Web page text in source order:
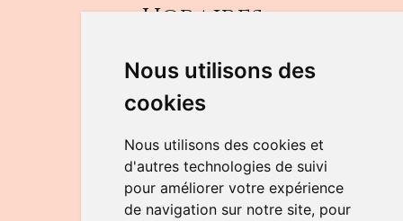
Nous utilisons des
cookies
Nous utilisons des cookies et
d'autres technologies de suivi
pour améliorer votre expérience
de navigation sur notre site, pour
Horaires
DU LUNDI AU VENDREDI
de 9h à 12h30 et de 14h à 18h
LE SAMEDI
de 9h à 12h30
NOUS CONTACTER